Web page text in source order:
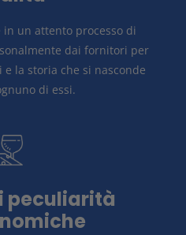
in un attento processo di
dai fornitori per
e la storia che si nasconde
di essi.
peculiarità